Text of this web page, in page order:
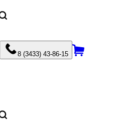
8 (3433) 43-86-15